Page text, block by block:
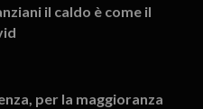
il caldo è come il
per la maggioranza